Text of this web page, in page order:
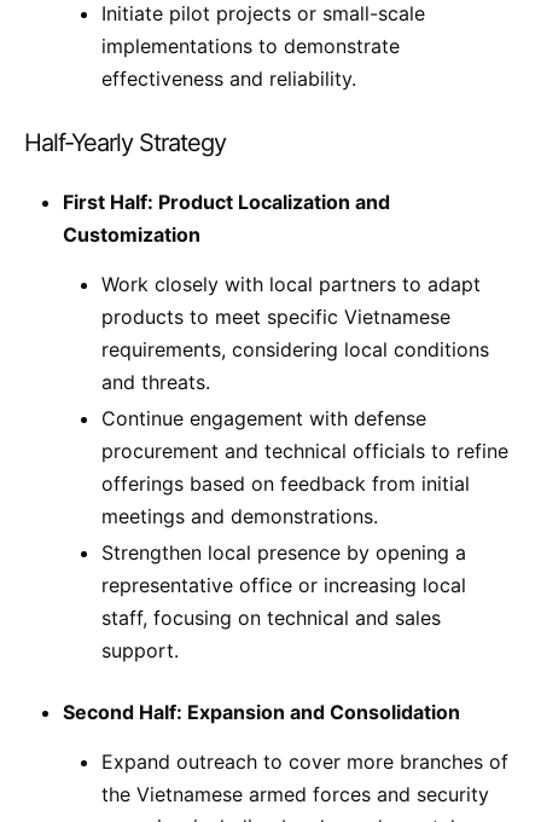
Initiate pilot projects or small-scale
implementations to demonstrate
effectiveness and reliability.
Half-Yearly Strategy
First Half: Product Localization and
Customization
Work closely with local partners to adapt
products to meet specific Vietnamese
requirements, considering local conditions
and threats.
Continue engagement with defense
procurement and technical officials to refine
offerings based on feedback from initial
meetings and demonstrations.
Strengthen local presence by opening a
representative office or increasing local
staff, focusing on technical and sales
support.
Second Half: Expansion and Consolidation
Expand outreach to cover more branches of
the Vietnamese armed forces and security